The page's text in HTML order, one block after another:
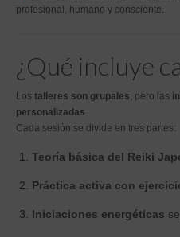
profesional, humano y consciente.
¿Qué incluye
Los talleres son grupales, pero las
personalizadas.
Cada sesión se divide en tres partes:
Teoría básica del Reiki
Práctica activa con
Iniciaciones energéticas